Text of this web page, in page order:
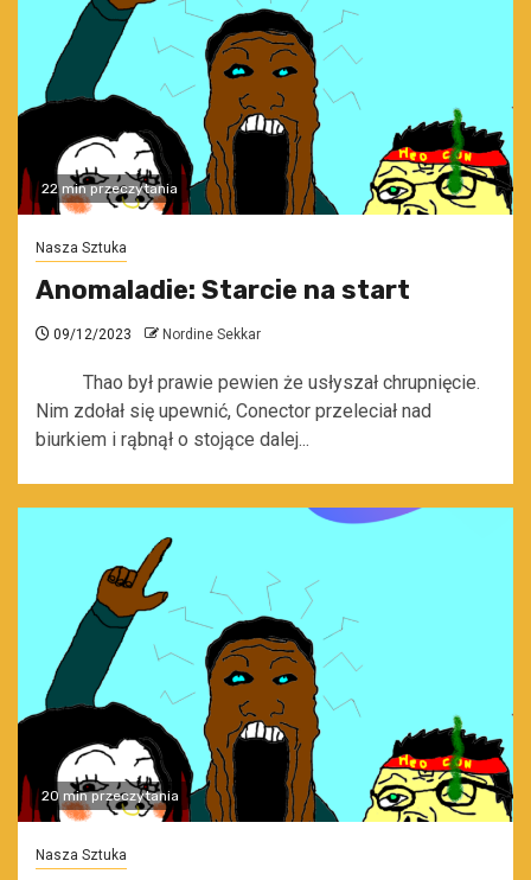
22 min przeczytania
Nasza Sztuka
Anomaladie: Starcie na start
09/12/2023 Nordine Sekkar
Thao był prawie pewien że usłyszał chrupnięcie.
Nim zdołał się upewnić, Conector przeleciał nad
biurkiem i rąbnął o stojące dalej...
20 min przeczytania
Nasza Sztuka